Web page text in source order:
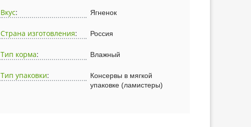
Вкус: Ягненок
Страна изготовления: Россия
Тип корма: Влажный
Тип упаковки:
Консервы в мягкой
упаковке (ламистеры)